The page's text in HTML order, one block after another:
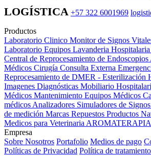
LOGÍSTICA +57 322 6001969
Productos
Laboratorio Clinico Monitor de Signos
Laboratorio Equipos Lavanderia Hospitalaria
Central de Reprocesamiento de Endoscopios
Médicos Cirugía Consulta Externa
Reprocesamiento de DMER - Esterilización
Imagenes Diagnósticas Mobiliario
Médicos Mantenimiento Equipos Médicos
médicos Analizadores Simuladores de
de medición Marcas Repuestos Productos
Medicos para Veterinaria AROMATERAPIA
Empresa
Sobre Nosotros Portafolio Medios de pago
Políticas de Privacidad Política de